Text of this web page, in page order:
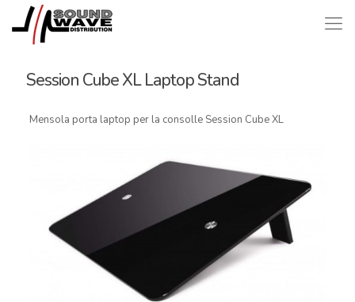
Session Cube XL Laptop Stand
Mensola porta laptop per la consolle Session Cube XL